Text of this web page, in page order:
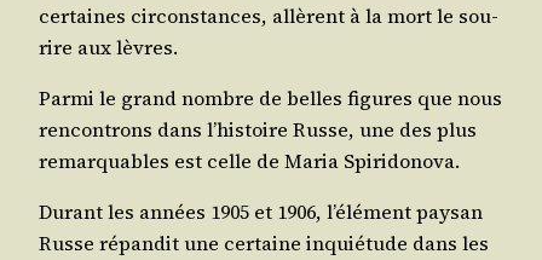
cer­taines cir­cons­tances, allèrent à la mort le sou­
rire aux lèvres.
Par­mi le grand nombre de belles figures que nous
ren­con­trons dans l’histoire Russe, une des plus
remar­quables est celle de Maria Spiridonova.
Durant les années 1905 et 1906, l’élément pay­san
Russe répan­dit une cer­taine inquié­tude dans les